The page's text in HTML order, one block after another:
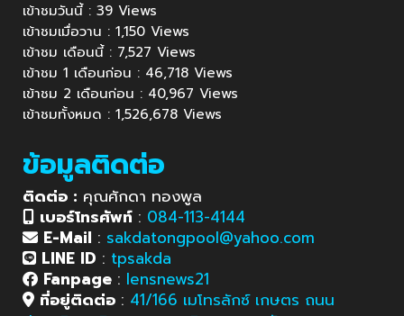
เข้าชมวันนี้ : 39 Views
เข้าชมเมื่อวาน : 1,150 Views
เข้าชม เดือนนี้ : 7,527 Views
เข้าชม 1 เดือนก่อน : 46,718 Views
เข้าชม 2 เดือนก่อน : 40,967 Views
เข้าชมทั้งหมด : 1,526,678 Views
ข้อมูลติดต่อ
ติดต่อ : คุณศักดา ทองพูล
เบอร์โทรศัพท์ : 084-113-4144
E-Mail : sakdatongpool@yahoo.com
LINE ID : tpsakda
Fanpage : lensnews21
ที่อยู่ติดต่อ : 41/166 เมโทรลักซ์ เกษตร ถนน